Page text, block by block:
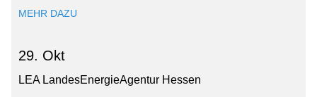
MEHR DAZU
29. Okt
LEA LandesEnergieAgentur Hessen